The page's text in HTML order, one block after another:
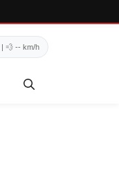
| 💨 -- km/h